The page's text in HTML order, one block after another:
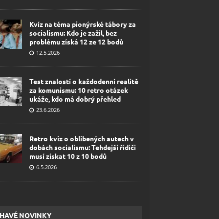
Kvíz na téma pionýrské tábory za
socialismu: Kdo je zažil, bez
problému získá 12 ze 12 bodů
12.5.2026
Test znalostí o každodenní realitě
za komunismu: 10 retro otázek
ukáže, kdo má dobrý přehled
23.6.2026
Retro kvíz o oblíbených autech v
dobách socialismu: Tehdejší řidiči
musí získat 10 z 10 bodů
6.5.2026
NOVINKY